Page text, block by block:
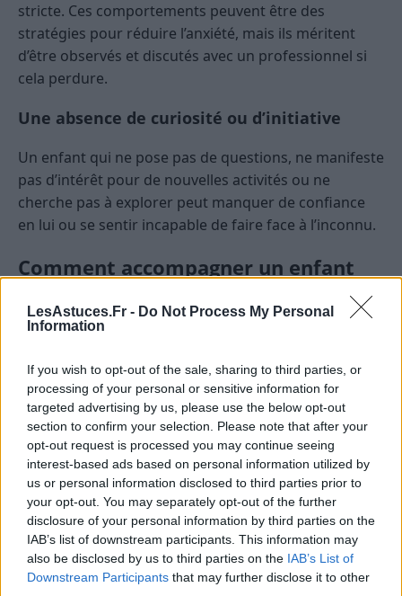
LesAstuces.Fr - Do Not Process My Personal
Information
If you wish to opt-out of the sale, sharing to third parties, or
processing of your personal or sensitive information for
targeted advertising by us, please use the below opt-out
section to confirm your selection. Please note that after your
opt-out request is processed you may continue seeing
interest-based ads based on personal information utilized by
us or personal information disclosed to third parties prior to
your opt-out. You may separately opt-out of the further
disclosure of your personal information by third parties on the
IAB’s list of downstream participants. This information may
also be disclosed by us to third parties on the IAB’s List of
Downstream Participants that may further disclose it to other
stricte. Ces comportements peuvent être des
stratégies pour réduire l’anxiété, mais ils méritent
d’être observés et discutés avec un professionnel si
cela perdure.
Une absence de curiosité ou d’initiative
Un enfant qui ne pose pas de questions, ne manifeste
pas d’intérêt pour de nouvelles activités ou ne
cherche pas à explorer peut manquer de confiance
en lui ou se sentir incapable de faire face à l’inconnu.
Comment accompagner un enfant
Favoriser l’expression des émotions
Il est essentiel d’aider l’enfant à mettre des mots sur
ce qu’il ressent. Encourager la verbalisation de ses
émotions, lui donner des exemples pour qu’il puisse
identifier ce qu’il vit, et lui montrer qu’il est normal
d’avoir des sentiments variés permet de renforcer sa
confiance en lui et sa capacité à s’ouvrir aux autres.
Créer un environnement rassurant et
stimulant
Proposer des activités variées, adaptées à ses